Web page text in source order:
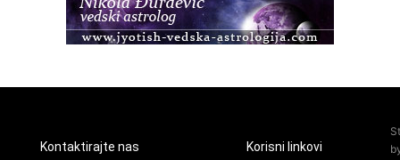
Access BARS®, otpusti stres
Pjesma srca / Zagreb
Kontaktirajte nas Korisni linkovi